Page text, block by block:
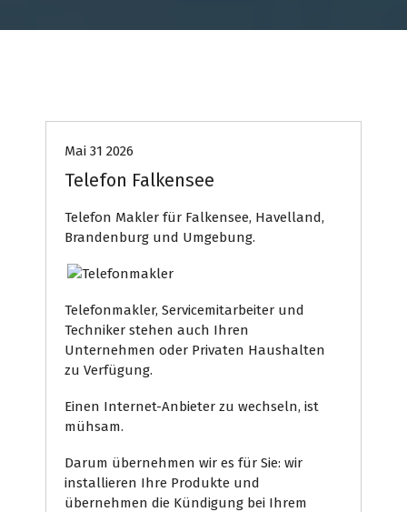
Mai 31 2026
Telefon Falkensee
Telefon Makler für Falkensee, Havelland,
Brandenburg und Umgebung.
Telefonmakler, Servicemitarbeiter und
Techniker stehen auch Ihren
Unternehmen oder Privaten Haushalten
zu Verfügung.
Einen Internet-Anbieter zu wechseln, ist
mühsam.
Darum übernehmen wir es für Sie: wir
installieren Ihre Produkte und
übernehmen die Kündigung bei Ihrem